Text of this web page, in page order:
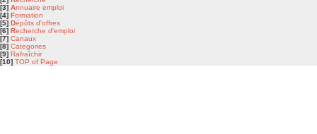
[3] Annuaire emploi
[4] Formation
[5] Dépôts d'offres
[6] Recherche d'emploi
[7] Canaux
[8] Categories
[9] Rafraîchir
[10] TOP of Page